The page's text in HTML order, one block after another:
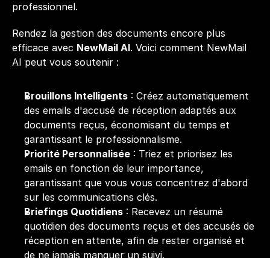
professionnel.
Rendez la gestion des documents encore plus
efficace avec NewMail AI. Voici comment NewMail
AI peut vous soutenir :
Brouillons Intelligents : Créez automatiquement
des emails d'accusé de réception adaptés aux
documents reçus, économisant du temps et
garantissant le professionnalisme.
Priorité Personnalisée : Triez et priorisez les
emails en fonction de leur importance,
garantissant que vous vous concentrez d'abord
sur les communications clés.
Briefings Quotidiens : Recevez un résumé
quotidien des documents reçus et des accusés de
réception en attente, afin de rester organisé et
de ne jamais manquer un suivi.